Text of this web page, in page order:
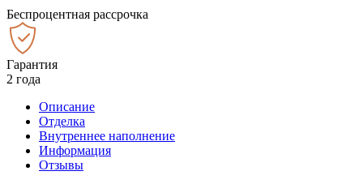
Беспроцентная рассрочка
Гарантия
2 года
Описание
Отделка
Внутреннее наполнение
Информация
Отзывы